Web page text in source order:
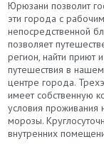
Юрюзани позволит
эти города с
непосредственной
позволяет
регион, найти приют
путешествия в
центре города.
имеет собственную
условия проживания
морозы.
внутренних